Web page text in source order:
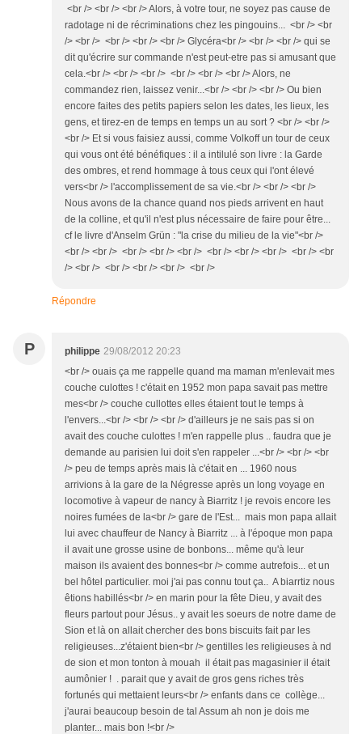
<br /> <br /> <br /> Alors, à votre tour, ne soyez pas cause de
radotage ni de récriminations chez les pingouins... <br /> <br
/> <br /> <br /> <br /> <br /> Glycéra<br /> <br /> <br /> qui se
dit qu'écrire sur commande n'est peut-etre pas si amusant que
cela.<br /> <br /> <br /> <br /> <br /> <br /> Alors, ne
commandez rien, laissez venir...<br /> <br /> <br /> Ou bien
encore faites des petits papiers selon les dates, les lieux, les
gens, et tirez-en de temps en temps un au sort ? <br /> <br />
<br /> Et si vous faisiez aussi, comme Volkoff un tour de ceux
qui vous ont été bénéfiques : il a intilulé son livre : la Garde
des ombres, et rend hommage à tous ceux qui l'ont élevé
vers<br /> l'accomplissement de sa vie.<br /> <br /> <br />
Nous avons de la chance quand nos pieds arrivent en haut
de la colline, et qu'il n'est plus nécessaire de faire pour être...
cf le livre d'Anselm Grün : "la crise du milieu de la vie"<br />
<br /> <br /> <br /> <br /> <br /> <br /> <br /> <br /> <br /> <br
/> <br /> <br /> <br /> <br /> <br />
Répondre
P philippe 29/08/2012 20:23
<br /> ouais ça me rappelle quand ma maman m'enlevait mes
couche culottes ! c'était en 1952 mon papa savait pas mettre
mes<br /> couche cullottes elles étaient tout le temps à
l'envers...<br /> <br /> <br /> d'ailleurs je ne sais pas si on
avait des couche culottes ! m'en rappelle plus .. faudra que je
demande au parisien lui doit s'en rappeler ...<br /> <br /> <br
/> peu de temps après mais là c'était en ... 1960 nous
arrivions à la gare de la Négresse après un long voyage en
locomotive à vapeur de nancy à Biarritz ! je revois encore les
noires fumées de la<br /> gare de l'Est... mais mon papa allait
lui avec chauffeur de Nancy à Biarritz ... à l'époque mon papa
il avait une grosse usine de bonbons... même qu'à leur
maison ils avaient des bonnes<br /> comme autrefois... et un
bel hôtel particulier. moi j'ai pas connu tout ça.. A biarrtiz nous
êtions habillés<br /> en marin pour la fête Dieu, y avait des
fleurs partout pour Jésus.. y avait les soeurs de notre dame de
Sion et là on allait chercher des bons biscuits fait par les
religieuses...z'étaient bien<br /> gentilles les religieuses à nd
de sion et mon tonton à mouah il était pas magasinier il était
aumônier ! . parait que y avait de gros gens riches très
fortunés qui mettaient leurs<br /> enfants dans ce collège...
j'aurai beaucoup besoin de tal Assum ah non je dois me
planter... mais bon !<br />